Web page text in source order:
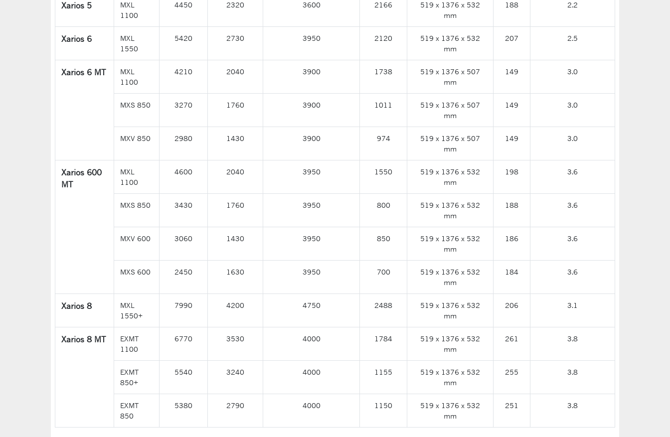
Xarios 5
MXL
1100
4450 2320 3600 2166
519 x 1376 x 532
mm
188 2.2
Xarios 6
MXL
1550
5420 2730 3950 2120
519 x 1376 x 532
mm
207 2.5
Xarios 6 MT
MXL
1100
4210 2040 3900 1738
519 x 1376 x 507
mm
149 3.0
MXS 850 3270 1760 3900 1011
519 x 1376 x 507
mm
149 3.0
MXV 850 2980 1430 3900 974
519 x 1376 x 507
mm
149 3.0
Xarios 600
MT
MXL
1100
4600 2040 3950 1550
519 x 1376 x 532
mm
198 3.6
MXS 850 3430 1760 3950 800
519 x 1376 x 532
mm
188 3.6
MXV 600 3060 1430 3950 850
519 x 1376 x 532
mm
186 3.6
MXS 600 2450 1630 3950 700
519 x 1376 x 532
mm
184 3.6
Xarios 8
MXL
1550+
7990 4200 4750 2488
519 x 1376 x 532
mm
206 3.1
Xarios 8 MT
EXMT
1100
6770 3530 4000 1784
519 x 1376 x 532
mm
261 3.8
EXMT
850+
5540 3240 4000 1155
519 x 1376 x 532
mm
255 3.8
EXMT
850
5380 2790 4000 1150
519 x 1376 x 532
mm
251 3.8